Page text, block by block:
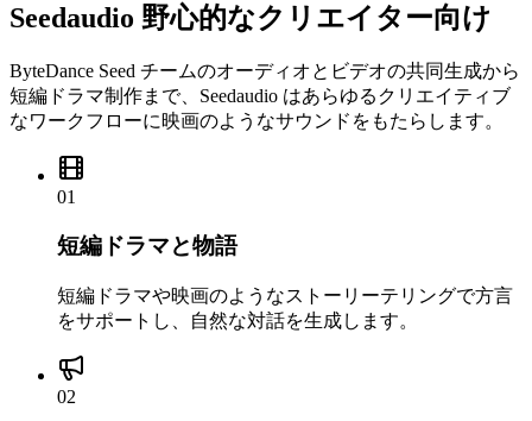
Seedaudio 野心的なクリエイター向け
ByteDance Seed チームのオーディオとビデオの共同生成から
短編ドラマ制作まで、Seedaudio はあらゆるクリエイティブ
なワークフローに映画のようなサウンドをもたらします。
01
短編ドラマと物語
短編ドラマや映画のようなストーリーテリングで方言
をサポートし、自然な対話を生成します。
02